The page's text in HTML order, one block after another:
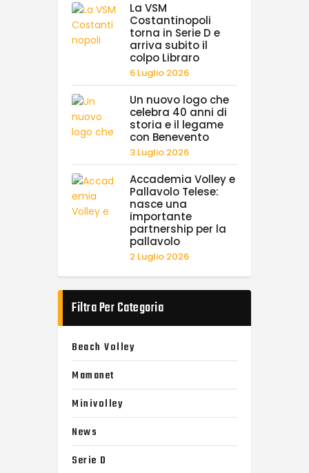
La VSM
Costantinopoli
torna in Serie D e
arriva subito il
colpo Libraro
6 Luglio 2026
Un nuovo logo che
celebra 40 anni di
storia e il legame
con Benevento
3 Luglio 2026
Accademia Volley e
Pallavolo Telese:
nasce una
importante
partnership per la
pallavolo
2 Luglio 2026
Filtra Per Categoria
Beach Volley
Mamanet
Minivolley
News
Serie D